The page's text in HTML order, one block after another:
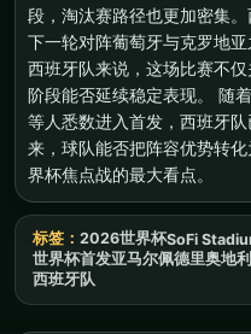
段，淘汰赛路径也更加密集
下一轮对阵葡萄牙与克罗地
西班牙队来说，这场比赛不
阶段能否延续稳定表现。 随
等人悉数进入首发，西班牙
来，球队能否把阵容优势转
界杯焦点战的最大看点。
标签： 2026世界杯SoFi
世界杯首发亚马尔佩德里奥地
西班牙队